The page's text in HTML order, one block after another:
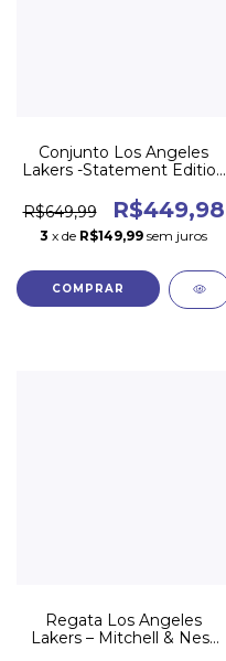
Conjunto Los Angeles
Lakers -Statement Edition
R$649,99
R$449,98
3 x de R$149,99 sem juros
COMPRAR
Regata Los Angeles
Lakers – Mitchell & Ness